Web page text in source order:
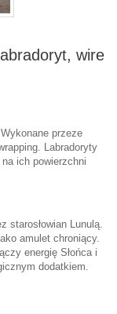
wire
przeze
Labradoryty
ich powierzchni
starosłowian Lunulą.
amulet chroniący.
energię Słońca i
dodatkiem.